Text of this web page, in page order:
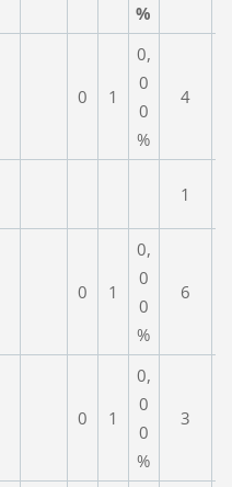
%
0 1
0,
0
0
%
4
1
0 1
0,
0
0
%
6
0 1
0,
0
0
%
3